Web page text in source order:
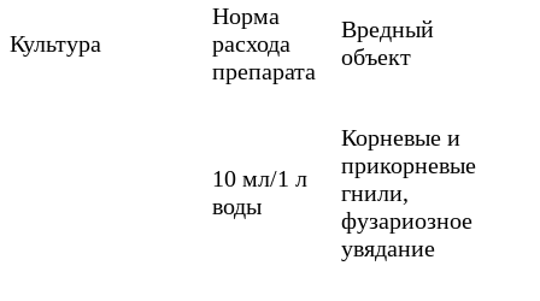
Культура
Норма
расхода
препарата
Вредный
объект
10 мл/1 л
воды
Корневые и
прикорневые
гнили,
фузариозное
увядание